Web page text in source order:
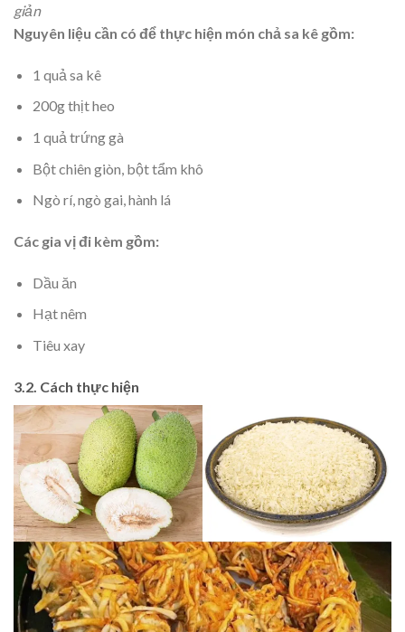
giản
Nguyên liệu cần có để thực hiện món chả sa kê gồm:
1 quả sa kê
200g thịt heo
1 quả trứng gà
Bột chiên giòn, bột tẩm khô
Ngò rí, ngò gai, hành lá
Các gia vị đi kèm gồm:
Dầu ăn
Hạt nêm
Tiêu xay
3.2. Cách thực hiện